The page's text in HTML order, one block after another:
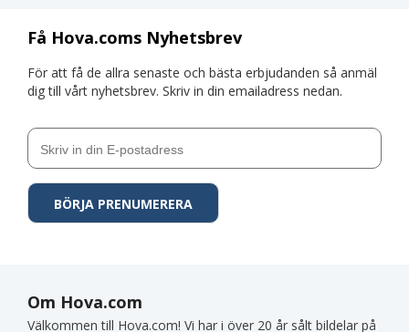
Få Hova.coms Nyhetsbrev
För att få de allra senaste och bästa erbjudanden så anmäl
dig till vårt nyhetsbrev. Skriv in din emailadress nedan.
Om Hova.com
Välkommen till Hova.com! Vi har i över 20 år sålt bildelar på